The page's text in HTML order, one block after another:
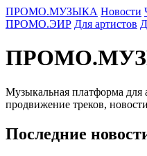
ПРОМО.МУЗЫКА Новости
ПРОМО.ЭИР Для артистов
Музыкальная платформа для
продвижение треков,
Последние